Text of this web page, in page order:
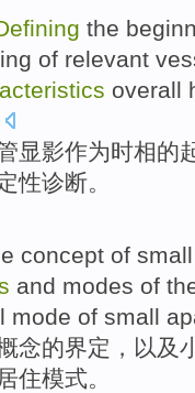
the
of relevant
overall
显影作为时相的
性诊断。
concept of small
and modes of
mode of small
念的界定， 以及
居住模式。